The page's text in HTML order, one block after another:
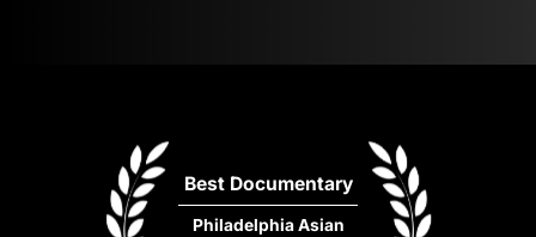
Best Documentary
Philadelphia Asian